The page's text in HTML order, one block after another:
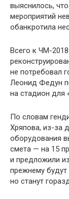
выяснилось,
мероприятий
обанкротила
Всего к ЧМ-
не потребовал
Леонид Федун
на стадион для
По словам
Хряпова, из-за
оборудования
смета — на 15
и предложили
прежнему
но станут